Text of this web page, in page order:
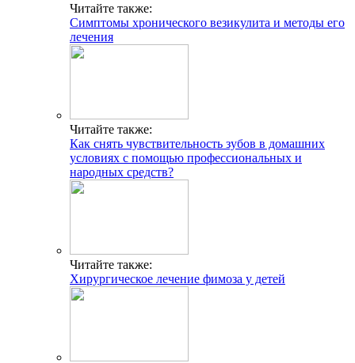
Читайте также:
Симптомы хронического везикулита и методы его
лечения
Читайте также:
Как снять чувствительность зубов в домашних
условиях с помощью профессиональных и
народных средств?
Читайте также:
Хирургическое лечение фимоза у детей